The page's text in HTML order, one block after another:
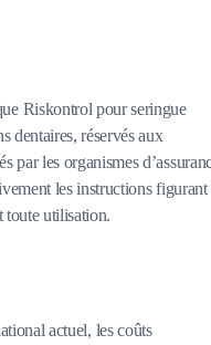
Riskontrol pour seringue
dentaires, réservés aux
par les organismes
les instructions figurant
toute utilisation.
actuel, les coûts